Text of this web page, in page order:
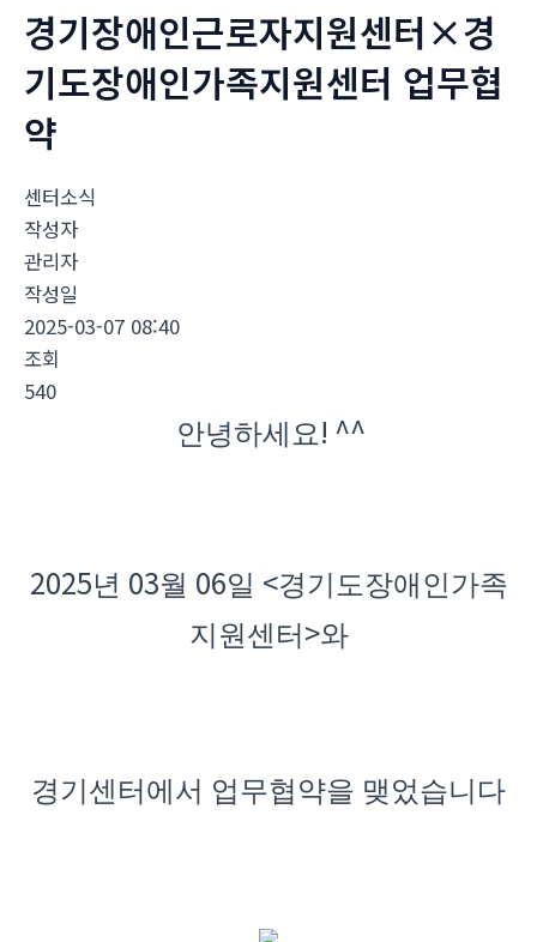
경기장애인근로자지원센터×경
기도장애인가족지원센터 업무협
약
센터소식
작성자
관리자
작성일
2025-03-07 08:40
조회
540
안녕하세요 ! ^^
2025년 03월 06일 <경기도장애인가족
지원센터 >와
경기센터에서 업무협약을 맺었습니다